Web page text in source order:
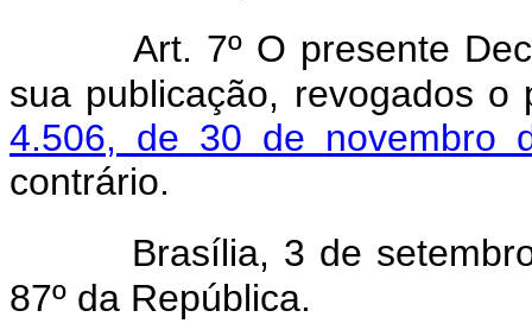
Art. 7º O presente
sua publicação, revogados
4.506, de 30 de novembro
contrário.
Brasília, 3 de
87º da República.